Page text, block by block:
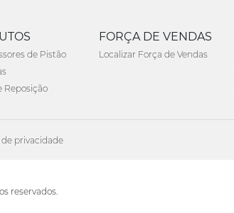
de Pistão
Reposição
FORÇA DE VENDAS
Localizar Força de Vendas
privacidade
reservados.